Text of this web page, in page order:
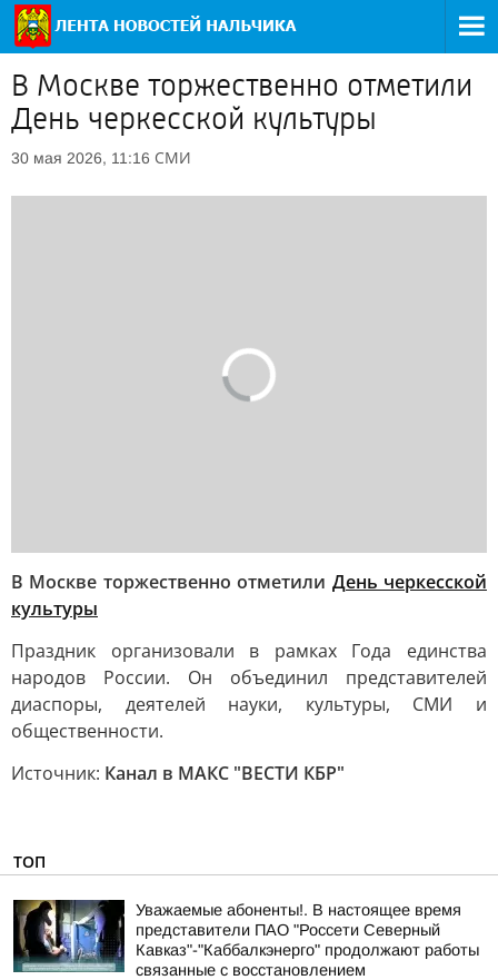
В Москве торжественно отметили
День черкесской культуры
30 мая 2026, 11:16 СМИ
В Москве торжественно отметили День черкесской
культуры
Праздник организовали в рамках Года единства
народов России. Он объединил представителей
диаспоры, деятелей науки, культуры, СМИ и
общественности.
Источник: Канал в МАКС "ВЕСТИ КБР"
ТОП
Уважаемые абоненты!. В настоящее время
представители ПАО "Россети Северный
Кавказ"-"Каббалкэнерго" продолжают работы
связанные с восстановлением